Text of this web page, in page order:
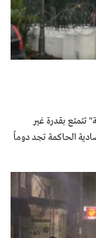
تتمتع بقدرة غير
الحاكمة تجد دوماً